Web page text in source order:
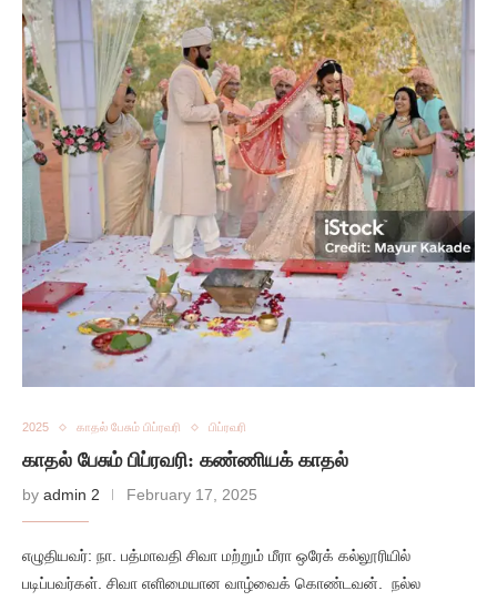
2025 காதல் பேசும் பிப்ரவரி பிப்ரவரி
காதல் பேசும் பிப்ரவரி: கண்ணியக் காதல்
by admin 2 February 17, 2025
எழுதியவர்: நா. பத்மாவதி சிவா மற்றும் மீரா ஒரேக் கல்லூரியில்
படிப்பவர்கள். சிவா எளிமையான வாழ்வைக் கொண்டவன். நல்ல